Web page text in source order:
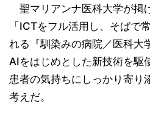
聖マリアンナ医科大学が掲
「ICTをフル活用し、そばで
れる『馴染みの病院／医科大
AIをはじめとした新技術を駆
患者の気持ちにしっかり寄り
考えだ。